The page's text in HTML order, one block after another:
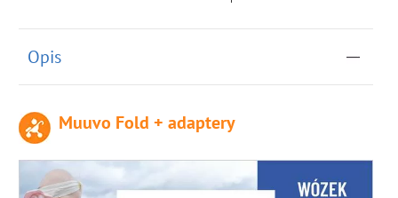
Opis
Muuvo Fold + adaptery